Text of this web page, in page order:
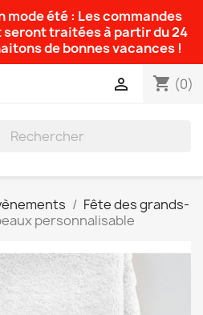
mode été : Les commandes
traitées à partir du 24
de bonnes vacances !
shopping_cart (0)

Fête des grands-
personnalisable